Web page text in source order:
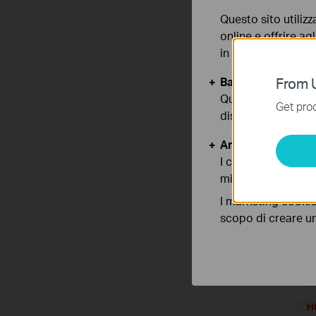
From
Get
Questo sito
online e offrire
in qualunque
Basic Cookies
Questi cookies
disattivati nel tuo
Analytics e
I cookies analitici
migliorarne le
I marketing
scopo di creare